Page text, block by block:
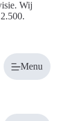
Wij
Over ons
Menu